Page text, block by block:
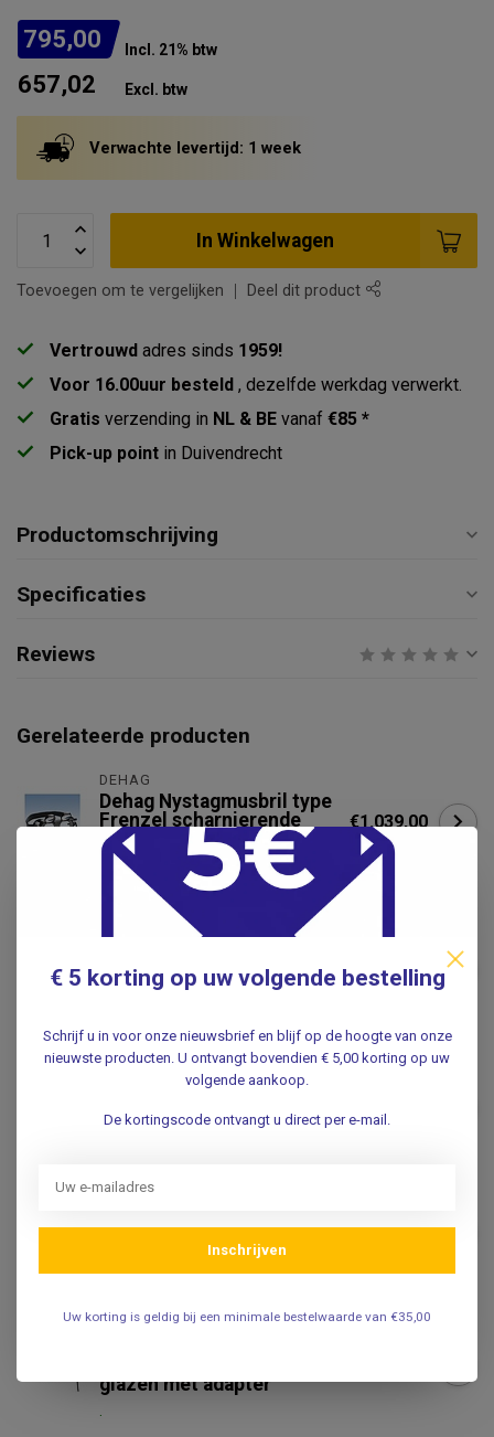
795,00 Incl. 21% btw
657,02 Excl. btw
Verwachte levertijd: 1 week
In Winkelwagen
Toevoegen om te vergelijken Deel dit product
Vertrouwd adres sinds 1959!
Voor 16.00uur besteld , dezelfde werkdag verwerkt.
Gratis verzending in NL & BE vanaf €85 *
Pick-up point in Duivendrecht
Productomschrijving
Specificaties
Reviews
Gerelateerde producten
DEHAG
Dehag Nystagmusbril type
Frenzel scharnierende
glazen met batterijhandvat
€1.039,00
Frenzel vaste glazen met
batterijhandvat
€765,00
Frenzel-nystamusbrillen
Reservelampje t.b.v. de
€19,95
DEHAG
glazen met adapter
.
€ 5 korting op uw volgende bestelling
Schrijf u in voor onze nieuwsbrief en blijf op de hoogte van onze
nieuwste producten. U ontvangt bovendien € 5,00 korting op uw
volgende aankoop.
De kortingscode ontvangt u direct per e-mail.
Inschrijven
Uw korting is geldig bij een minimale bestelwaarde van €35,00